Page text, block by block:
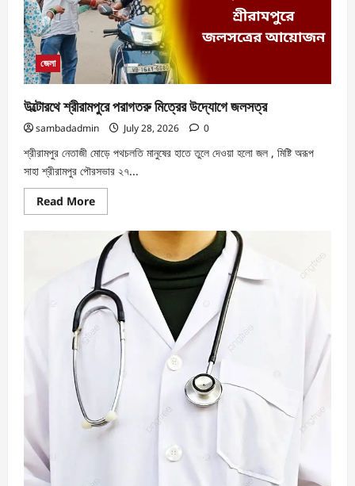
জেলা
উল্টোরথে শ্রীরামপুরে পরাগতরু মিত্রের উদ্যোগে জলসত্র
sambadadmin July 28, 2026 0
শ্রীরামপুর নেতাজী মোড়ে পথচলতি মানুষের হাতে তুলে দেওয়া হলো জল , মিষ্টি অরূপ
সাহা শ্রীরামপুর পৌরসভার ২৭...
Read More